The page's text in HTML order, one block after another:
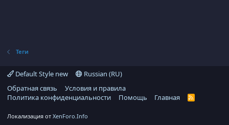
Теги
Default Style new
Russian (RU)
Обратная связь
Условия и правила
Политика конфиденциальности
Помощь Главная
R
Локализация от XenForo.Info